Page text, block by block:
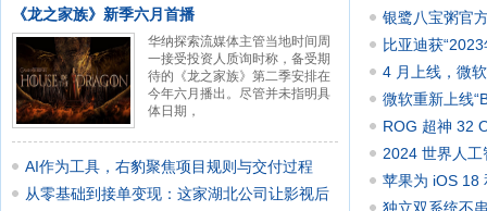
《龙之家族》新季六月首播
华纳探索流媒体主管当地时间周
一接受投资人质询时称，备受期
待的《龙之家族》第二季安排在
今年六月播出。尽管并未指明具
体日期，
AI作为工具，右豹聚焦项目规则与交付过程
从零基础到接单变现：这家湖北公司让影视后
银鹭八宝粥官
严丝合
比亚迪获
4 月上线，微
微软重新上线
响应速
ROG 超神 32
到手价 999
2024 世界人
企业包
苹果为 iOS 18